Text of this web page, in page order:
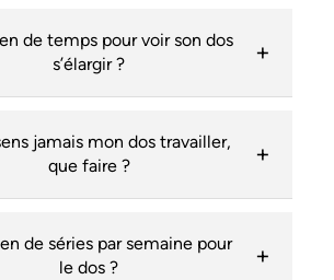
de temps pour voir son dos
s’élargir ?
jamais mon dos travailler,
que faire ?
de séries par semaine pour
le dos ?